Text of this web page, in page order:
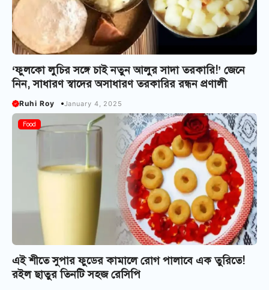
‘ফুলকো লুচির সঙ্গে চাই নতুন আলুর সাদা তরকারি!’ জেনে
নিন, সাধারণ স্বাদের অসাধারণ তরকারির রন্ধন প্রণালী
Ruhi Roy January 4, 2025
Food
এই শীতে সুপার ফুডের কামালে রোগ পালাবে এক তুরিতে!
রইল ছাতুর তিনটি সহজ রেসিপি